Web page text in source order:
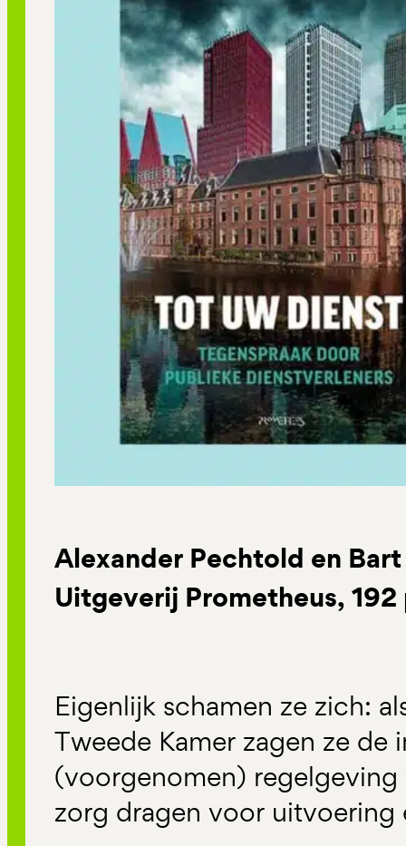
Alexander Pechtold en
Uitgeverij Prometheus, 192
Eigenlijk schamen ze zich:
Tweede Kamer zagen ze de
(voorgenomen)
zorg dragen voor uitvoering